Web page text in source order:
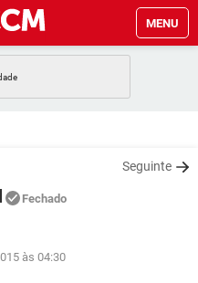
MENU
GMAIL
WHATSAPP
EXCEL
Seguinte
Fechado
às 04:30